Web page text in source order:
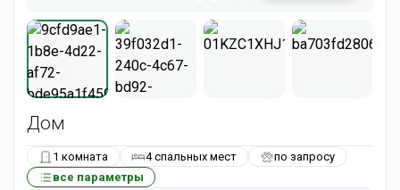
Дом
1 комната 4 спальных мест
по запросу
все параметры